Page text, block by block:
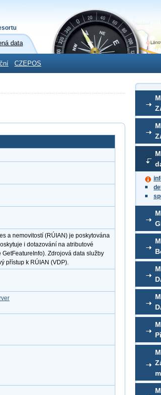
data
CZEPOS
a nemovitostí (RÚIAN) je poskytována
i dotazování na atributové
Zdrojová data služby
přístup k RÚIAN (VDP).